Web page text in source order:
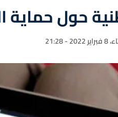
حول حماية
- 21:28